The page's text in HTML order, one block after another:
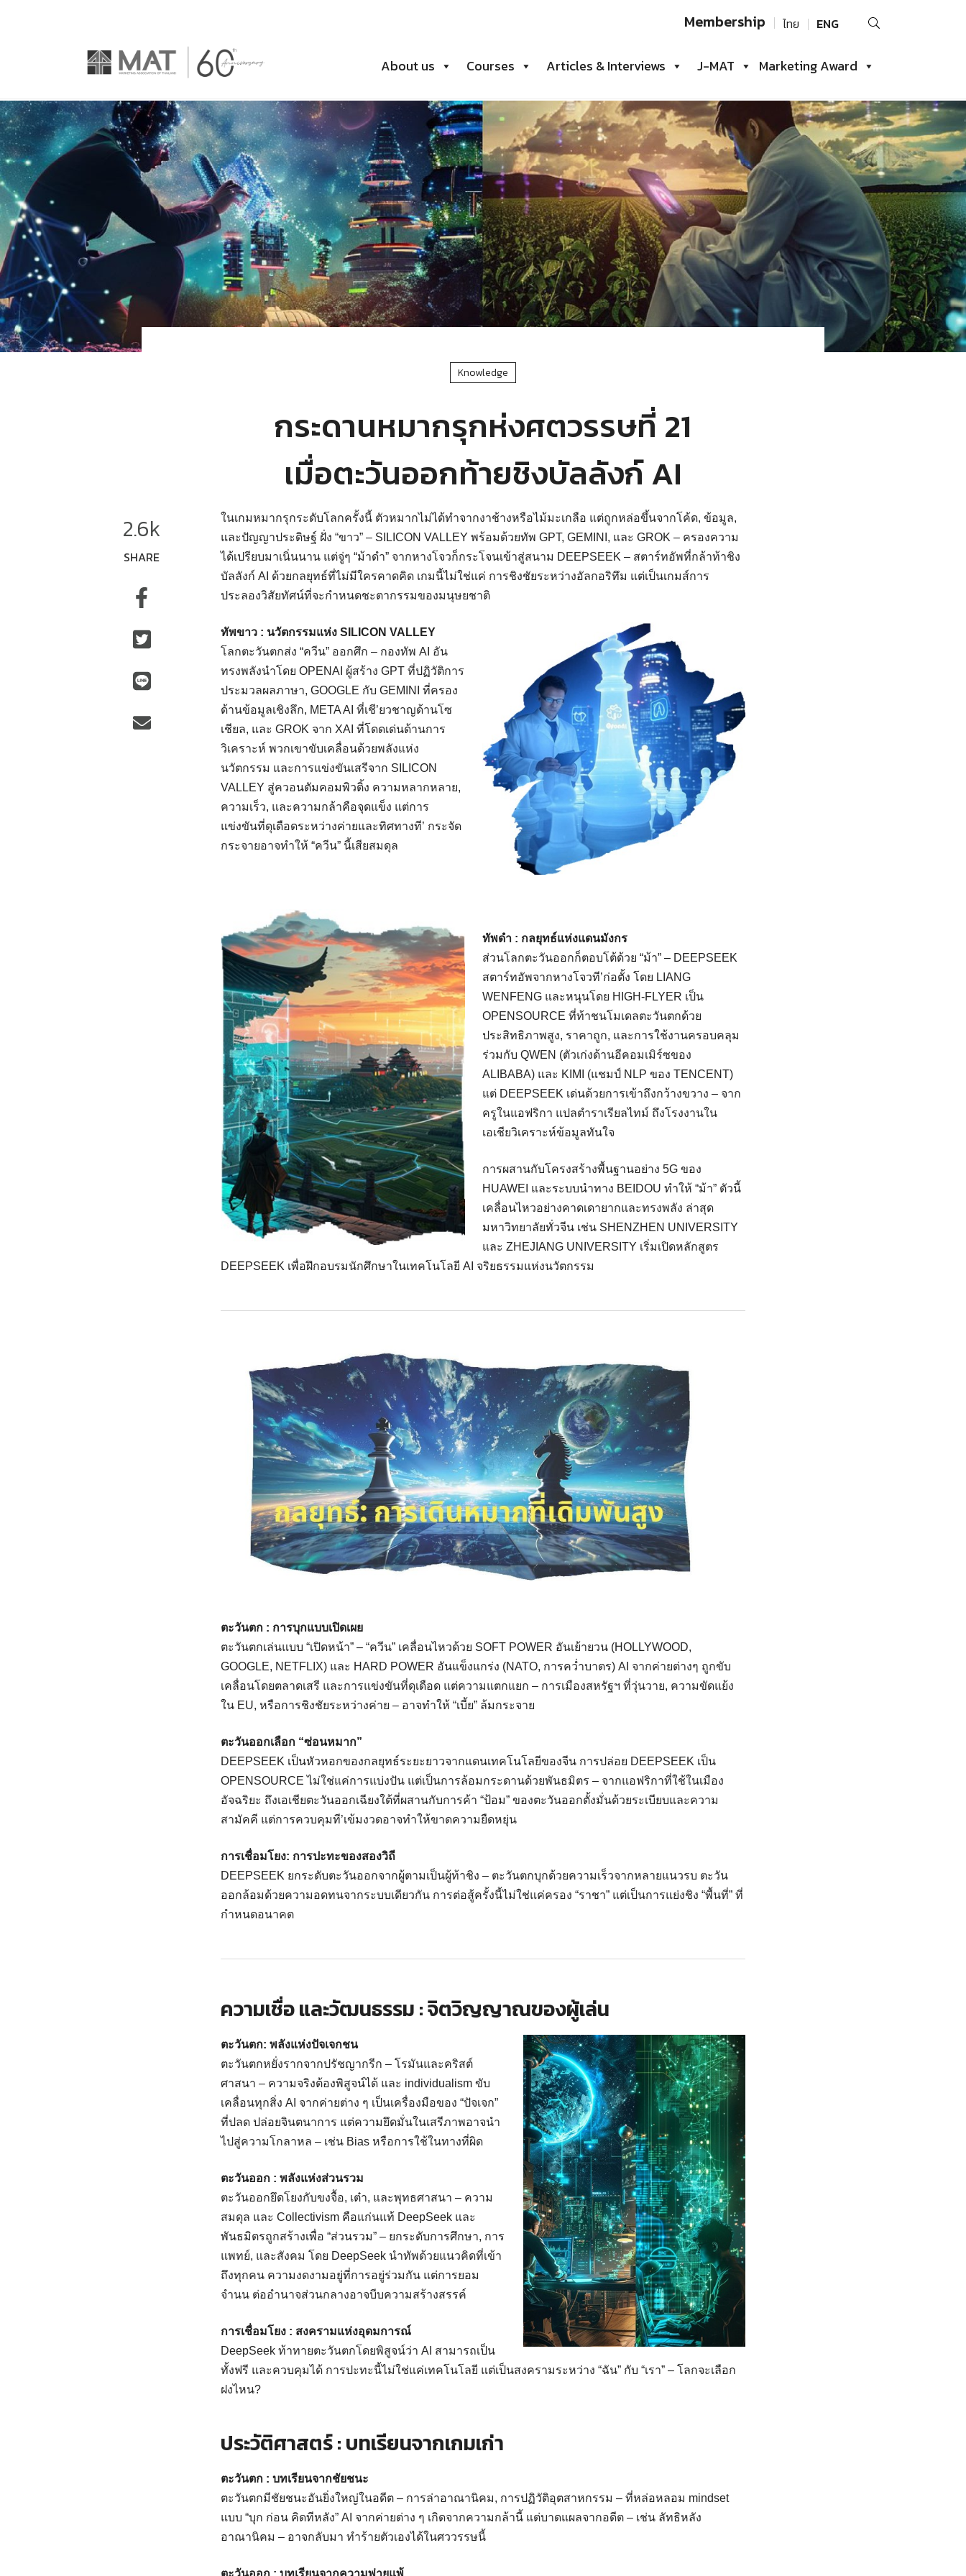
Membership ไทย ENG
Search
About us
Courses Articles & Interviews J-MAT Marketing Award
Knowledge
กระดานหมากรุกห่งศตวรรษที่ 21
เมื่อตะวันออกท้ายชิงบัลลังก์ AI
2.6k
SHARE
ในเกมหมากรุกระดับโลกครั้งนี้ ตัวหมากไม่ได้ทําจากงาช้างหรือไม้มะเกลือ แต่ถูกหล่อขึ้นจากโค้ด, ข้อมูล,
และปัญญาประดิษฐ์ ฝั่ง “ขาว” – SILICON VALLEY พร้อมด้วยทัพ GPT, GEMINI, และ GROK – ครองความ
ได้เปรียบมาเนิ่นนาน แต่จู่ๆ “ม้าดํา” จากหางโจวก็กระโจนเข้าสู่สนาม DEEPSEEK – สตาร์ทอัพที่กล้าท้าชิง
บัลลังก์ AI ด้วยกลยุทธ์ที่ไม่มีใครคาดคิด เกมนี้ไม่ใช่แค่ การชิงชัยระหว่างอัลกอริทึม แต่เป็นเกมส์การ
ประลองวิสัยทัศน์ที่จะกําหนดชะตากรรมของมนุษยชาติ
ทัพขาว : นวัตกรรมแห่ง SILICON VALLEY
โลกตะวันตกส่ง “ควีน” ออกศึก – กองทัพ AI อัน
ทรงพลังนําโดย OPENAI ผู้สร้าง GPT ที่ปฏิวัติการ
ประมวลผลภาษา, GOOGLE กับ GEMINI ที่ครอง
ด้านข้อมูลเชิงลึก, META AI ที่เชี’ยวชาญด้านโซ
เชียล, และ GROK จาก XAI ที่โดดเด่นด้านการ
วิเคราะห์ พวกเขาขับเคลื่อนด้วยพลังแห่ง
นวัตกรรม และการแข่งขันเสรีจาก SILICON
VALLEY สู่ควอนตัมคอมพิวติ้ง ความหลากหลาย,
ความเร็ว, และความกล้าคือจุดแข็ง แต่การ
แข่งขันที่ดุเดือดระหว่างค่ายและทิศทางที’ กระจัด
กระจายอาจทําให้ “ควีน” นี้เสียสมดุล
ทัพดํา : กลยุทธ์แห่งแดนมังกร
ส่วนโลกตะวันออกก็ตอบโต้ด้วย “ม้า” – DEEPSEEK
สตาร์ทอัพจากหางโจวที’ก่อตั้ง โดย LIANG
WENFENG และหนุนโดย HIGH-FLYER เป็น
OPENSOURCE ที่ท้าชนโมเดลตะวันตกด้วย
ประสิทธิภาพสูง, ราคาถูก, และการใช้งานครอบคลุม
ร่วมกับ QWEN (ตัวเก่งด้านอีคอมเมิร์ซของ
ALIBABA) และ KIMI (แชมป์ NLP ของ TENCENT)
แต่ DEEPSEEK เด่นด้วยการเข้าถึงกว้างขวาง – จาก
ครูในแอฟริกา แปลตําราเรียลไทม์ ถึงโรงงานใน
เอเชียวิเคราะห์ข้อมูลทันใจ
การผสานกับโครงสร้างพื้นฐานอย่าง 5G ของ
HUAWEI และระบบนําทาง BEIDOU ทําให้ “ม้า” ตัวนี้
เคลื่อนไหวอย่างคาดเดายากและทรงพลัง ล่าสุด
มหาวิทยาลัยทั่วจีน เช่น SHENZHEN UNIVERSITY
และ ZHEJIANG UNIVERSITY เริ่มเปิดหลักสูตร
DEEPSEEK เพื่อฝึกอบรมนักศึกษาในเทคโนโลยี AI จริยธรรมแห่งนวัตกรรม
ตะวันตก : การบุกแบบเปิดเผย
ตะวันตกเล่นแบบ “เปิดหน้า” – “ควีน” เคลื่อนไหวด้วย SOFT POWER อันเย้ายวน (HOLLYWOOD,
GOOGLE, NETFLIX) และ HARD POWER อันแข็งแกร่ง (NATO, การคว่ำบาตร) AI จากค่ายต่างๆ ถูกขับ
เคลื่อนโดยตลาดเสรี และการแข่งขันที่ดุเดือด แต่ความแตกแยก – การเมืองสหรัฐฯ ที่วุ่นวาย, ความขัดแย้ง
ใน EU, หรือการชิงชัยระหว่างค่าย – อาจทําให้ “เบี้ย” ล้มกระจาย
ตะวันออกเลือก “ซ่อนหมาก”
DEEPSEEK เป็นหัวหอกของกลยุทธ์ระยะยาวจากแดนเทคโนโลยีของจีน การปล่อย DEEPSEEK เป็น
OPENSOURCE ไม่ใช่แค่การแบ่งปัน แต่เป็นการล้อมกระดานด้วยพันธมิตร – จากแอฟริกาที่ใช้ในเมือง
อัจฉริยะ ถึงเอเชียตะวันออกเฉียงใต้ที่ผสานกับการค้า “ป้อม” ของตะวันออกตั้งมั่นด้วยระเบียบและความ
สามัคคี แต่การควบคุมที’เข้มงวดอาจทําให้ขาดความยืดหยุ่น
การเชื่อมโยง: การปะทะของสองวิถี
DEEPSEEK ยกระดับตะวันออกจากผู้ตามเป็นผู้ท้าชิง – ตะวันตกบุกด้วยความเร็วจากหลายแนวรบ ตะวัน
ออกล้อมด้วยความอดทนจากระบบเดียวกัน การต่อสู้ครั้งนี้ไม่ใช่แค่ครอง “ราชา” แต่เป็นการแย่งชิง “พื้นที่” ที่
กําหนดอนาคต
ความเชื่อ และวัฒนธรรม : จิตวิญญาณของผู้เล่น
ตะวันตก: พลังแห่งปัจเจกชน
ตะวันตกหยั่งรากจากปรัชญากรีก – โรมันและคริสต์
ศาสนา – ความจริงต้องพิสูจน์ได้ และ individualism ขับ
เคลื่อนทุกสิ่ง AI จากค่ายต่าง ๆ เป็นเครื่องมือของ “ปัจเจก”
ที่ปลด ปล่อยจินตนาการ แต่ความยึดมั่นในเสรีภาพอาจนํา
ไปสู่ความโกลาหล – เช่น Bias หรือการใช้ในทางที่ผิด
ตะวันออก : พลังแห่งส่วนรวม
ตะวันออกยึดโยงกับขงจื้อ, เต๋า, และพุทธศาสนา – ความ
สมดุล และ Collectivism คือแก่นแท้ DeepSeek และ
พันธมิตรถูกสร้างเพื่อ “ส่วนรวม” – ยกระดับการศึกษา, การ
แพทย์, และสังคม โดย DeepSeek นําทัพด้วยแนวคิดที่เข้า
ถึงทุกคน ความงดงามอยู่ที่การอยู่ร่วมกัน แต่การยอม
จํานน ต่ออํานาจส่วนกลางอาจบีบความสร้างสรรค์
การเชื่อมโยง : สงครามแห่งอุดมการณ์
DeepSeek ท้าทายตะวันตกโดยพิสูจน์ว่า AI สามารถเป็น
ทั้งฟรี และควบคุมได้ การปะทะนี้ไม่ใช่แค่เทคโนโลยี แต่เป็นสงครามระหว่าง “ฉัน” กับ “เรา” – โลกจะเลือก
ฝงไหน?
ประวัติศาสตร์:บทเรียนจากเกมเก่า
ตะวันตก : บทเรียนจากชัยชนะ
ตะวันตกมีชัยชนะอันยิ่งใหญ่ในอดีต – การล่าอาณานิคม, การปฏิวัติอุตสาหกรรม – ที่หล่อหลอม mindset
แบบ “บุก ก่อน คิดทีหลัง” AI จากค่ายต่าง ๆ เกิดจากความกล้านี้ แต่บาดแผลจากอดีต – เช่น ลัทธิหลัง
อาณานิคม – อาจกลับมา ทําร้ายตัวเองได้ในศววรรษนี้
ตะวันออก : บทเรียนจากความพ่ายแพ้